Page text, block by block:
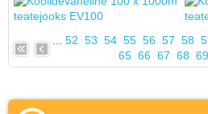
52 53 54 55 56 57 58
65 66 67 68 69